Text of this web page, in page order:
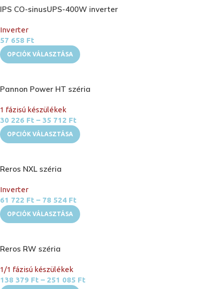
IPS CO-sinusUPS-400W inverter
Inverter
57 658 Ft
OPCIÓK VÁLASZTÁSA
Pannon Power HT széria
1 fázisú készülékek
30 226 Ft – 35 712 Ft
OPCIÓK VÁLASZTÁSA
Reros NXL széria
Inverter
61 722 Ft – 78 524 Ft
OPCIÓK VÁLASZTÁSA
Reros RW széria
1/1 fázisú készülékek
138 379 Ft – 251 085 Ft